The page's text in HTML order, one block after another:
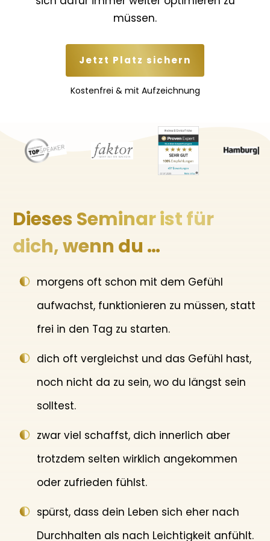
müssen.
Jetzt Platz sichern
Kostenfrei & mit Aufzeichnung
Dieses Seminar ist für
dich, wenn du …
morgens oft schon mit dem Gefühl
aufwachst, funktionieren zu müssen, statt
frei in den Tag zu starten.
dich oft vergleichst und das Gefühl hast,
noch nicht da zu sein, wo du längst sein
solltest.
zwar viel schaffst, dich innerlich aber
trotzdem selten wirklich angekommen
oder zufrieden fühlst.
spürst, dass dein Leben sich eher nach
Durchhalten als nach Leichtigkeit anfühlt.